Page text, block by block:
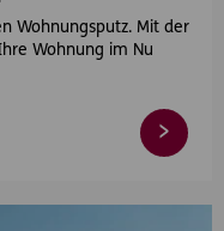
Wohnungsputz. Mit der
Wohnung im Nu